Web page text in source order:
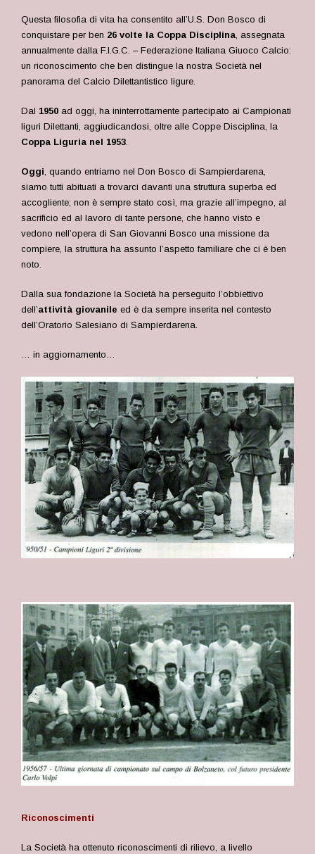
Questa filosofia di vita ha consentito all’U.S. Don Bosco di
conquistare per ben 26 volte la Coppa Disciplina, assegnata
annualmente dalla F.I.G.C. – Federazione Italiana Giuoco Calcio:
un riconoscimento che ben distingue la nostra Società nel
panorama del Calcio Dilettantistico ligure.
Dal 1950 ad oggi, ha ininterrottamente partecipato ai Campionati
liguri Dilettanti, aggiudicandosi, oltre alle Coppe Disciplina, la
Coppa Liguria nel 1953.
Oggi, quando entriamo nel Don Bosco di Sampierdarena,
siamo tutti abituati a trovarci davanti una struttura superba ed
accogliente; non è sempre stato così, ma grazie all’impegno, al
sacrificio ed al lavoro di tante persone, che hanno visto e
vedono nell’opera di San Giovanni Bosco una missione da
compiere, la struttura ha assunto l’aspetto familiare che ci è ben
noto.
Dalla sua fondazione la Società ha perseguito l’obbiettivo
dell’attività giovanile ed è da sempre inserita nel contesto
dell’Oratorio Salesiano di Sampierdarena.
… in aggiornamento…
Riconoscimenti
La Società ha ottenuto riconoscimenti di rilievo, a livello